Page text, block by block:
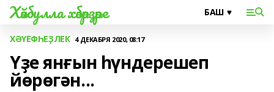
Хәйбулла хәбәрҙәре
ХӘҮЕФҺЕҘЛЕК 4 ДЕКАБРЯ 2020, 08:17
Үҙе янғын һүндерешеп
йөрөгән...